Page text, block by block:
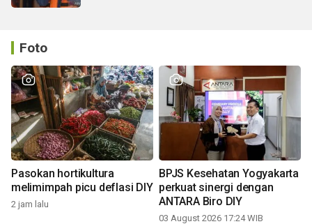
Foto
Pasokan hortikultura
melimimpah picu deflasi DIY
2 jam lalu
BPJS Kesehatan Yogyakarta
perkuat sinergi dengan
ANTARA Biro DIY
03 August 2026 17:24 WIB